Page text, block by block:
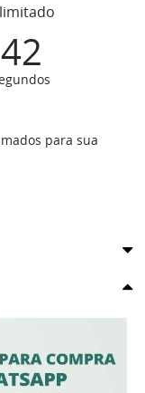
42
para sua